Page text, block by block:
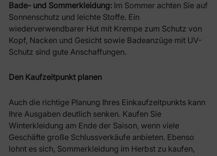
Bade- und Sommerkleidung: Im Sommer achten Sie auf
Sonnenschutz und leichte Stoffe. Ein
wiederverwendbarer Hut mit Krempe zum Schutz von
Kopf, Nacken und Gesicht sowie Badeanzüge mit UV-
Schutz sind gute Anschaffungen.
Den Kaufzeitpunkt planen
Auch die richtige Planung Ihres Einkaufzeitpunkts kann
Ihre Ausgaben deutlich senken. Kaufen Sie
Winterkleidung am Ende der Saison, wenn viele
Geschäfte große Schlussverkäufe anbieten. Ebenso
lohnt es sich, Sommerkleidung im Herbst zu kaufen,